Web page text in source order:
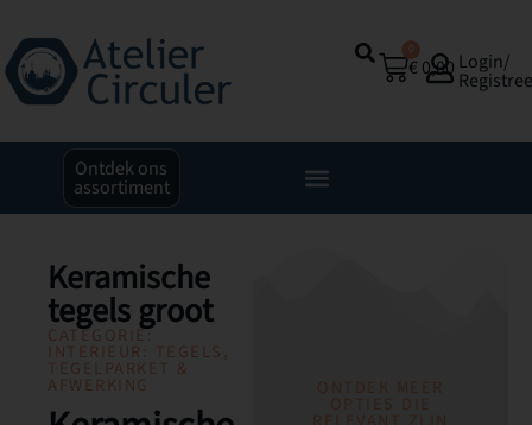
€ 0,00 Login/
Ontdek ons
assortiment
Keramische
tegels groot
CATEGORIE:
INTERIEUR: TEGELS,
TEGELPARKET &
AFWERKING ONTDEK MEER
OPTIES DIE